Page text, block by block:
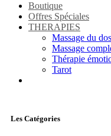
Boutique
Offres Spéciales
THERAPIES
Massage du
Massage
Thérapie
Tarot
Les Catégories